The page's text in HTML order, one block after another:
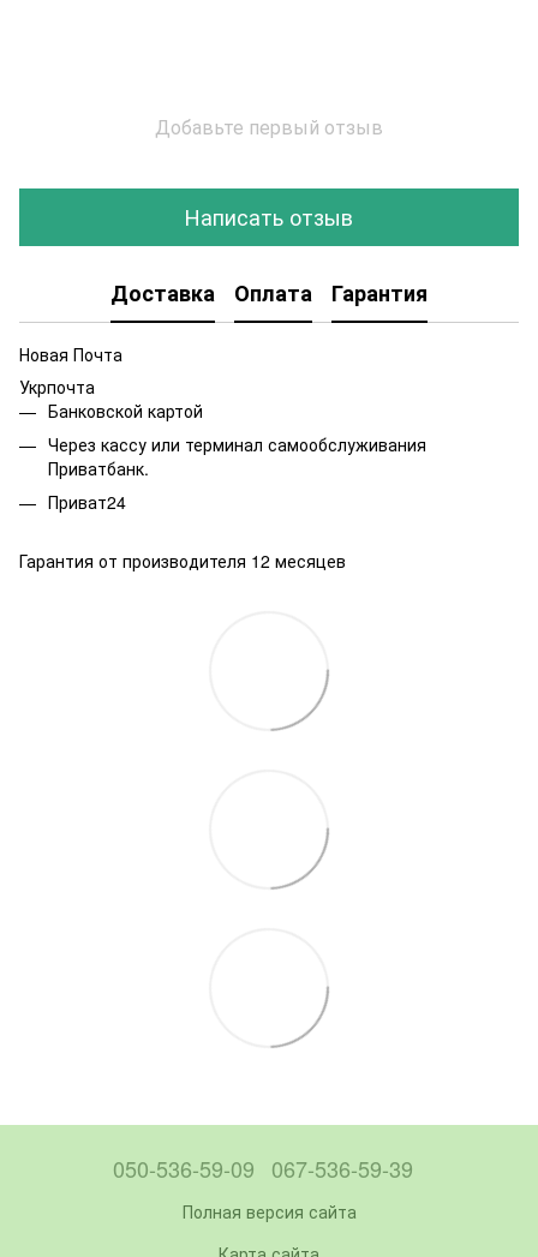
Добавьте первый отзыв
Написать отзыв
Доставка Оплата Гарантия
Новая Почта
Укрпочта
Банковской картой
Через кассу или терминал самообслуживания
Приватбанк.
Приват24
Гарантия от производителя 12 месяцев
050-536-59-09 067-536-59-39
Полная версия сайта